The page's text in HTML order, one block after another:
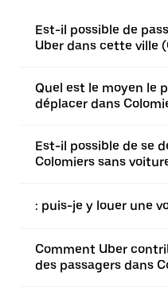
Est-il possible de
Uber dans cette ville
Quel est le moyen le
déplacer dans
Est-il possible de se
Colomiers sans
: puis-je y louer une
Comment Uber
des passagers dans